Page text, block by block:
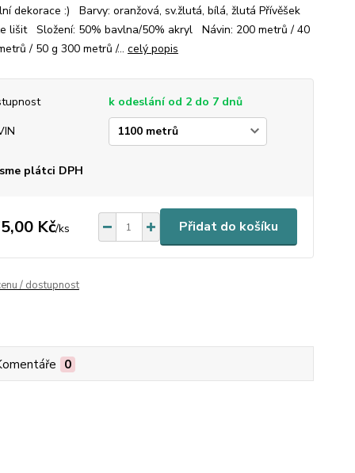
dekorace :) Barvy: oranžová, sv.žlutá, bílá, žlutá Přívěšek
lišit Složení: 50% bavlna/50% akryl Návin: 200 metrů / 40
/ 50 g 300 metrů /... celý popis
k odeslání od 2 do 7 dnů
plátci DPH
Kč/ks Přidat do košíku
/ dostupnost
0